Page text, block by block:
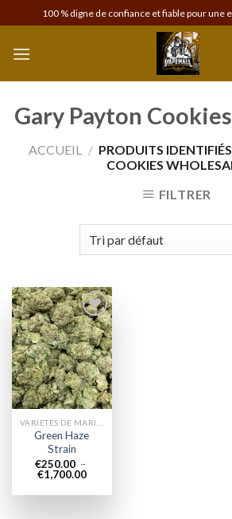
to
content
100 % digne de confiance et fiable pour une
Gary Payton
ACCUEIL / PRODUITS
COOKIES
FILTRER
Add to
wishlist
Green Haze
Strain
€250.00 –
€1,700.00Plage
prix :